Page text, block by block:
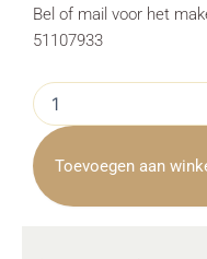
Bel of mail voor het
51107933
Hoektafel
Amanda
60x60cm
Towerliving
aantal
Toevoegen aan